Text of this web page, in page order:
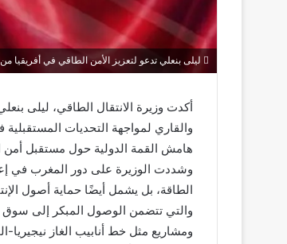
ليلى بنعلي تدعو لتعزيز الأمن الطاقي في أفريقيا
أكدت وزيرة الانتقال الطاقي، ليلى
والقاري لمواجهة التحديات
هامش القمة الدولية حول مستقبل أمن
وشددت الوزيرة على دور المغرب في
الطاقة، بل يشمل أيضًا حماية أصول
والتي تتضمن الوصول المبكر إلى سوق
ومشاريع مثل خط أنابيب الغاز